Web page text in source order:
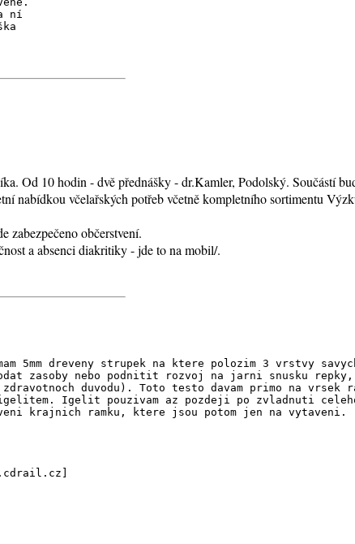
ní
Od 10 hodin - dvě přednášky - dr.Kamler, Podolský. Součástí
nabídkou včelařských potřeb včetně kompletního sortimentu
zabezpečeno občerstvení.
a absenci diakritiky - jde to na mobil/.
5mm dreveny strupek na ktere polozim 3 vrstvy
zasoby nebo podnitit rozvoj na jarni snusku repky,
duvodu). Toto testo davam primo na vrsek
Igelit pouzivam az pozdeji po zvladnuti
krajnich ramku, ktere jsou potom jen na vytaveni.